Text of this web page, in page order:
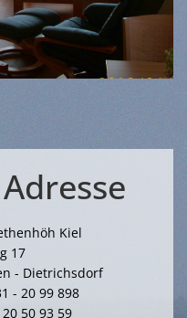
Kiel
17
- Dietrichsdorf
- 20 99 898
50 93 59